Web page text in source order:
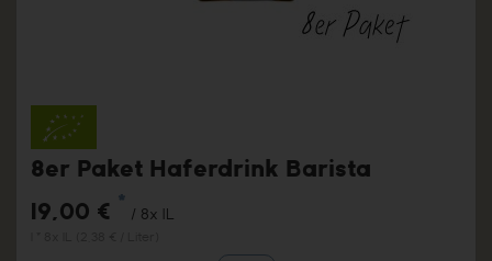
8er Paket Haferdrink Barista
19,00 € *
/ 8x 1L